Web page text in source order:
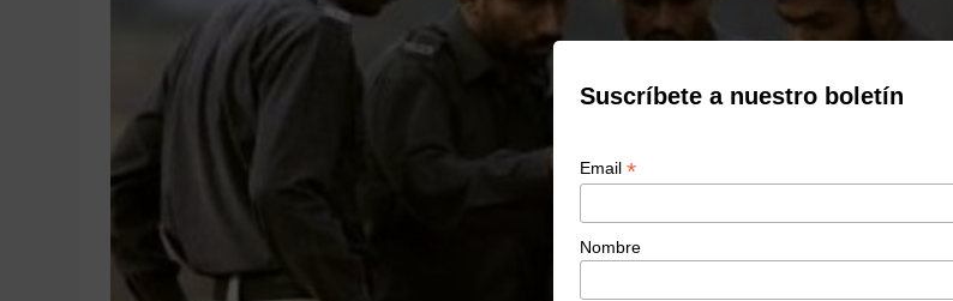
Suscríbete a nuestro boletín
Email *
Nombre